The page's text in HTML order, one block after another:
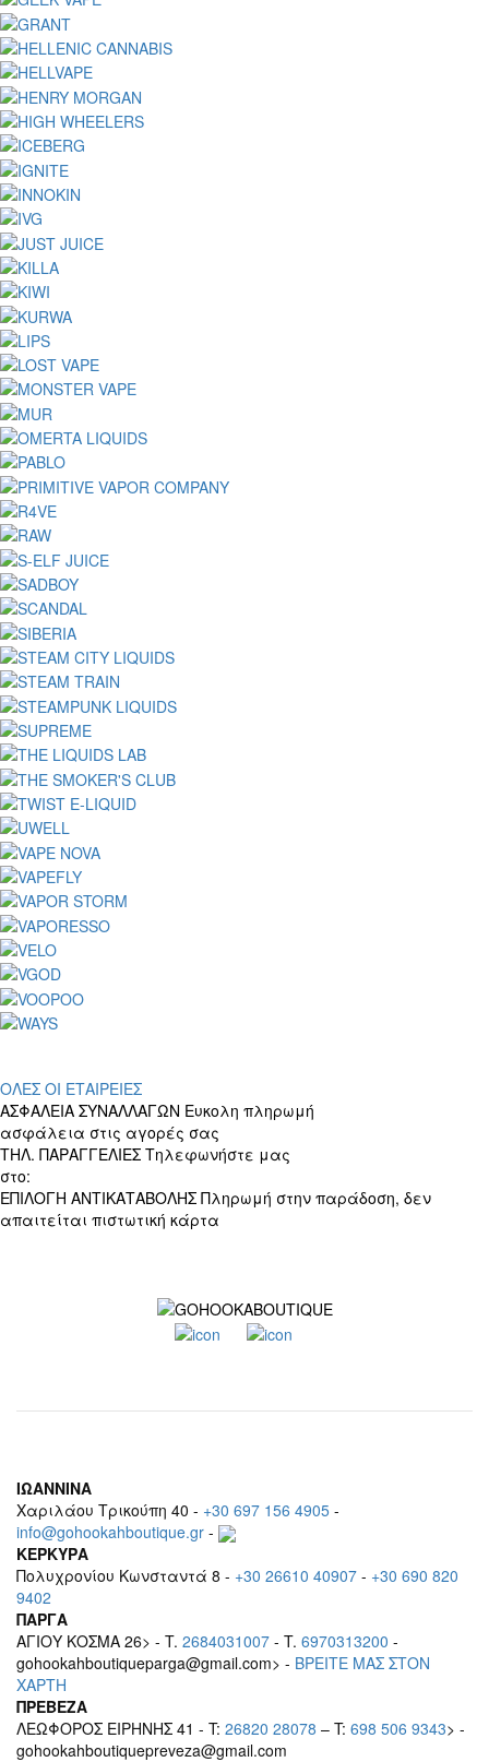
ΟΛΕΣ ΟΙ ΕΤΑΙΡΕΙΕΣ
ΑΣΦΑΛΕΙΑ ΣΥΝΑΛΛΑΓΩΝ Ευκολη πληρωμή
ασφάλεια στις αγορές σας
ΤΗΛ. ΠΑΡΑΓΓΕΛΙΕΣ Τηλεφωνήστε μας
στο:
ΕΠΙΛΟΓΗ ΑΝΤΙΚΑΤΑΒΟΛΗΣ Πληρωμή στην παράδοση, δεν
απαιτείται πιστωτική κάρτα
ΙΩΑΝΝΙΝΑ
Χαριλάου Τρικούπη 40 - +30 697 156 4905 -
info@gohookahboutique.gr -
ΚΕΡΚΥΡΑ
Πολυχρονίου Κωνσταντά 8 - +30 26610 40907 - +30 690 820
9402
ΠΑΡΓΑ
ΑΓΙΟΥ ΚΟΣΜΑ 26> - T. 2684031007 - T. 6970313200 -
gohookahboutiqueparga@gmail.com> - BΡEITE MAΣ ΣΤΟΝ
ΧΑΡΤΗ
ΠΡΕΒΕΖΑ
ΛΕΩΦΟΡΟΣ ΕΙΡΗΝΗΣ 41 - T: 26820 28078 – T: 698 506 9343> -
gohookahboutiquepreveza@gmail.com